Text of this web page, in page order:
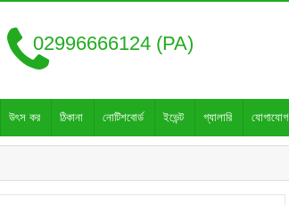
02996666124 (PA)
উৎস কর ঠিকানা নোটিশবোর্ড ইভেন্ট গ্যালারি যোগাযোগ